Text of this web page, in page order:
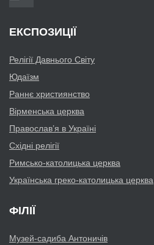
ЕКСПОЗИЦІЇ
Релігії Давнього Світу
Юдаїзм
Раннє християнство
Вірменська церква
Православ’я в Україні
Східні релігії
Римсько-католицька церква
Українська греко-католицька церква
ФІЛІЇ
Музей-садиба Антоничів